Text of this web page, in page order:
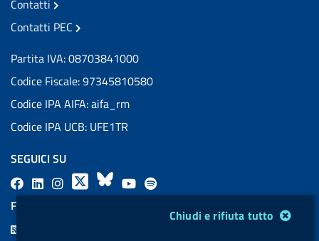
Chiudi e rifiuta tutto
Contatti
Contatti PEC
Partita IVA: 08703841000
Codice Fiscale: 97345810580
Codice IPA AIFA: aifa_rm
Codice IPA UCB: UFE1TR
SEGUICI SU
F
a
L
i
a
X
B
l
Y
o
l
a
FEED RSS